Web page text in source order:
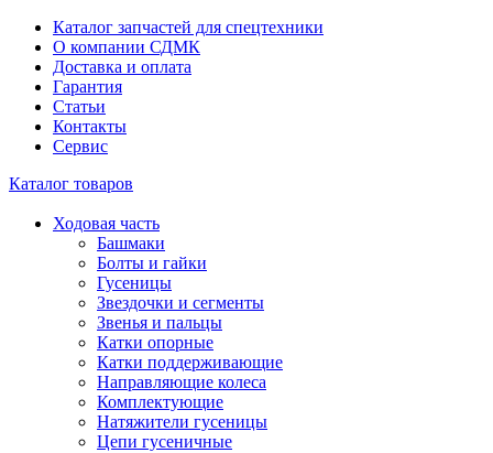
Каталог запчастей для спецтехники
О компании СДМК
Доставка и оплата
Гарантия
Статьи
Контакты
Сервис
Каталог товаров
Ходовая часть
Башмаки
Болты и гайки
Гусеницы
Звездочки и сегменты
Звенья и пальцы
Катки опорные
Катки поддерживающие
Направляющие колеса
Комплектующие
Натяжители гусеницы
Цепи гусеничные